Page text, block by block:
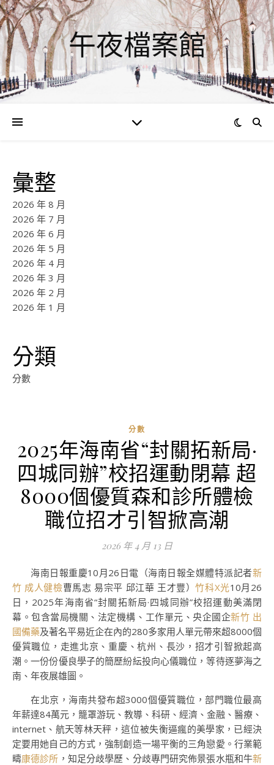
午夜檔案館
彙整
2026 年 8 月
2026 年 7 月
2026 年 6 月
2026 年 5 月
2026 年 4 月
2026 年 3 月
2026 年 2 月
2026 年 1 月
分類
分數
分數
2025年海南省“封關拓新局·
四城同辦”校招運動閉幕 超
8000個優質森和診所體檢
職位招才引智掀高潮
2026 年 4 月 13 日
海南日報重慶10月26日電（海南日報全媒體特派記者新
竹 成人健檢曹馬志 易宗平 邱江華 王才豐）竹科X光10月26
日，2025年海南省“封關拓新局·四城同辦”校招運動美滿閉
幕。包含當局機關、法定機構、工作單元、央企國企新竹 出
國備藥及著名平易近企在內的280多家用人單元帶來超8000個
優質職位，走進北京、重慶、杭州、長沙，招才引智掀起高
潮。一份份優良學子的簡歷紛紜投向心儀職位，等待逐夢海之
南、年夜展雄圖。
在北京，海南共發布超3000個優質職位，部門職位最高
年薪達84萬元，籠罩游玩、教導、科研、經濟、金融、醫療、
internet、航天等林天秤，這位被失衡逼瘋的美學家，已經決
定要用她自己的方式，強制創造一場平衡的三角戀愛。行業範
疇康德診所 ，知足分歧學歷、分歧專門研究佈景張水瓶和牛新
0